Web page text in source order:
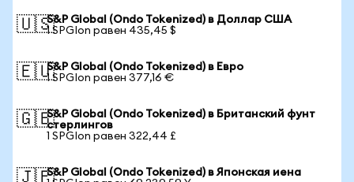
🇺🇸S&P Global (Ondo Tokenized) в Доллар США
1 SPGIon равен 435,45 $
🇪🇺S&P Global (Ondo Tokenized) в Евро
1 SPGIon равен 377,16 €
🇬🇧S&P Global (Ondo Tokenized) в Британский фунт
стерлингов
1 SPGIon равен 322,44 £
🇯🇵S&P Global (Ondo Tokenized) в Японская иена